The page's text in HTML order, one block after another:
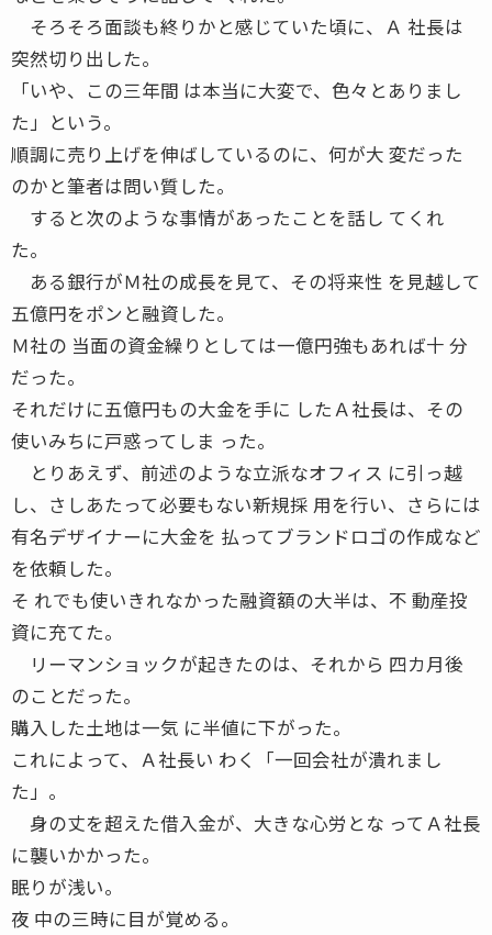
そろそろ面談も終りかと感じていた頃に、Ａ 社長は
突然切り出した。
「いや、この三年間 は本当に大変で、色々とありまし
た」という。
順調に売り上げを伸ばしているのに、何が大 変だった
のかと筆者は問い質した。
すると次のような事情があったことを話し てくれ
た。
ある銀行がＭ社の成長を見て、その将来性 を見越して
五億円をポンと融資した。
Ｍ社の 当面の資金繰りとしては一億円強もあれば十 分
だった。
それだけに五億円もの大金を手に したＡ社長は、その
使いみちに戸惑ってしま った。
とりあえず、前述のような立派なオフィス に引っ越
し、さしあたって必要もない新規採 用を行い、さらには
有名デザイナーに大金を 払ってブランドロゴの作成など
を依頼した。
そ れでも使いきれなかった融資額の大半は、不 動産投
資に充てた。
リーマンショックが起きたのは、それから 四カ月後
のことだった。
購入した土地は一気 に半値に下がった。
これによって、Ａ社長い わく「一回会社が潰れまし
た」。
身の丈を超えた借入金が、大きな心労とな ってＡ社長
に襲いかかった。
眠りが浅い。
夜 中の三時に目が覚める。